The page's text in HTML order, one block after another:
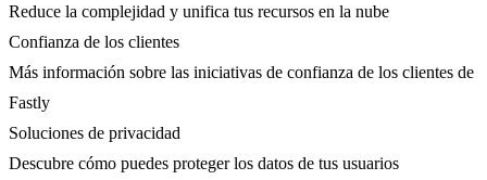
Reduce la complejidad y unifica tus recursos en la nube
Confianza de los clientes
Más información sobre las iniciativas de confianza de los clientes de
Fastly
Soluciones de privacidad
Descubre cómo puedes proteger los datos de tus usuarios